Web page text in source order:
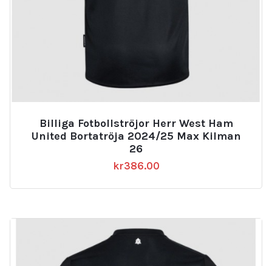
Billiga Fotbollströjor Herr West Ham
United Bortatröja 2024/25 Max Kilman
26
kr386.00